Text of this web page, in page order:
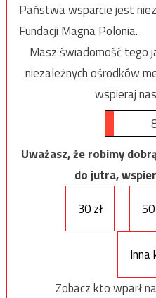
Państwa wsparcie jest
Fundacji Magna Polonia.
Masz świadomość tego
niezależnych ośrodków
wspieraj
Uważasz, że robimy
do jutra,
30 zł
Zobacz kto wparł